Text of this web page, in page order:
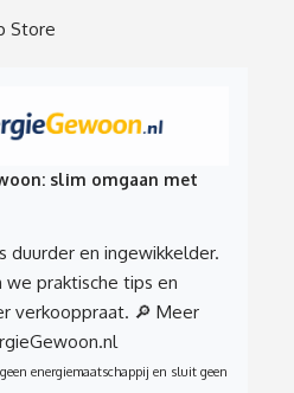
slim omgaan met
duurder en ingewikkelder.
we praktische tips en
verkooppraat. 🔎 Meer
energiemaatschappij en sluit geen